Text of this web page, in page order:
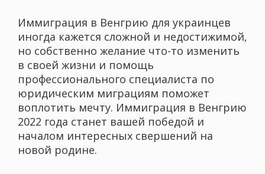
Иммиграция в Венгрию для украинцев
иногда кажется сложной и недостижимой,
но собственно желание что-то изменить
в своей жизни и помощь
профессионального специалиста по
юридическим миграциям поможет
воплотить мечту. Иммиграция в Венгрию
2022 года станет вашей победой и
началом интересных свершений на
новой родине.